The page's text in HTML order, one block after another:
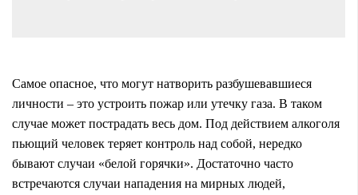
Самое опасное, что могут натворить разбушевавшиеся
личности – это устроить пожар или утечку газа. В таком
случае может пострадать весь дом. Под действием алкоголя
пьющий человек теряет контроль над собой, нередко
бывают случаи «белой горячки». Достаточно часто
встречаются случаи нападения на мирных людей,